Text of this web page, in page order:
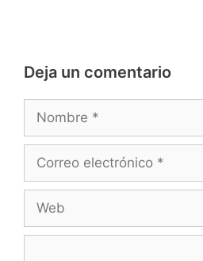
Deja un comentario
electrónico